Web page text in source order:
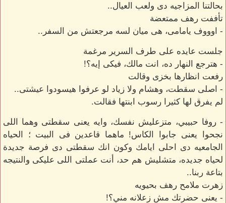
بحالتنا المزاجيه دى ولعب العيال..
تأففت رهف ممتعضة
- اوووف يامامى، هى ميان لسه مرجعتش من السفر..
جلست عايده على طرف السرير مرغمة
- هترجع النهار ده، انت مالك، فيكى إيه؟!
رفعت انظارها بخزى وقالت
- اصلى سقطت، وهشام ولا زياد لو عرفوا هيسودوا عيشتى..
لم يفرق لها كثيرا رسوب ابنتها فقالت.
- روفا حبيبي، متزعليش نفسك، وايه يعنى سقطتى وهما اللى
نجحوا يعنى جابوا الكاس! ماهما قاعدين فى البيت ؛ الحياه
الجامعيه دى احلى ايامك وكون انك سقطتى دى فرصة جديدة
لحياه جديده، متشليش هم حد، أنت عملتى اللى عليكى والنتيجه
بتاعة ربنا..
زهرت ملامح رهف بحيويه
- يعنى حضرتك مش زعلانه مني؟!